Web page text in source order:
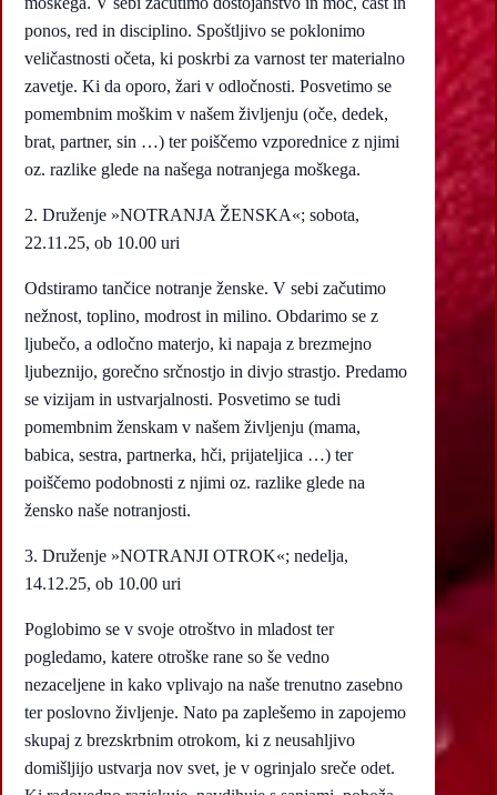
ponos, red in disciplino. Spoštljivo se poklonimo
veličastnosti očeta, ki poskrbi za varnost ter materialno
zavetje. Ki da oporo, žari v odločnosti. Posvetimo se
pomembnim moškim v našem življenju (oče, dedek,
brat, partner, sin …) ter poiščemo vzporednice z njimi
oz. razlike glede na našega notranjega moškega.
2. Druženje »NOTRANJA ŽENSKA«; sobota,
22.11.25, ob 10.00 uri
Odstiramo tančice notranje ženske. V sebi začutimo
nežnost, toplino, modrost in milino. Obdarimo se z
ljubečo, a odločno materjo, ki napaja z brezmejno
ljubeznijo, gorečno srčnostjo in divjo strastjo. Predamo
se vizijam in ustvarjalnosti. Posvetimo se tudi
pomembnim ženskam v našem življenju (mama,
babica, sestra, partnerka, hči, prijateljica …) ter
poiščemo podobnosti z njimi oz. razlike glede na
žensko naše notranjosti.
3. Druženje »NOTRANJI OTROK«; nedelja,
14.12.25, ob 10.00 uri
Poglobimo se v svoje otroštvo in mladost ter
pogledamo, katere otroške rane so še vedno
nezaceljene in kako vplivajo na naše trenutno zasebno
ter poslovno življenje. Nato pa zaplešemo in zapojemo
skupaj z brezskrbnim otrokom, ki z neusahljivo
domišljijo ustvarja nov svet, je v ogrinjalo sreče odet.